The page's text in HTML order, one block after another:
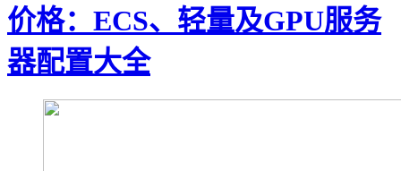
价格：ECS、轻量及GPU服务
器配置大全